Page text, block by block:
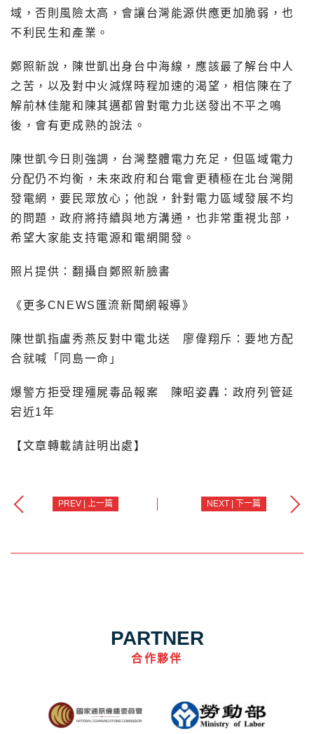
域，否則風險太高，會讓台灣能源供應更加脆弱，也
不利民生和產業。
鄭照新說，陳世凱出身台中海線，應該最了解台中人
之苦，以及對中火減煤時程加速的渴望，相信陳在了
解前林佳龍和陳其邁都曾對電力北送發出不平之鳴
後，會有更成熟的說法。
陳世凱今日則強調，台灣整體電力充足，但區域電力
分配仍不均衡，未來政府和台電會更積極在北台灣開
發電網，要民眾放心；他說，針對電力區域發展不均
的問題，政府將持續與地方溝通，也非常重視北部，
希望大家能支持電源和電網開發。
照片提供：翻攝自鄭照新臉書
《更多CNEWS匯流新聞網報導》
陳世凱指盧秀燕反對中電北送 廖偉翔斥：要地方配
合就喊「同島一命」
爆警方拒受理殭屍毒品報案 陳昭姿轟：政府列管延
宕近1年
【文章轉載請註明出處】
PREV | 上一篇 NEXT | 下一篇
PARTNER
合作夥伴